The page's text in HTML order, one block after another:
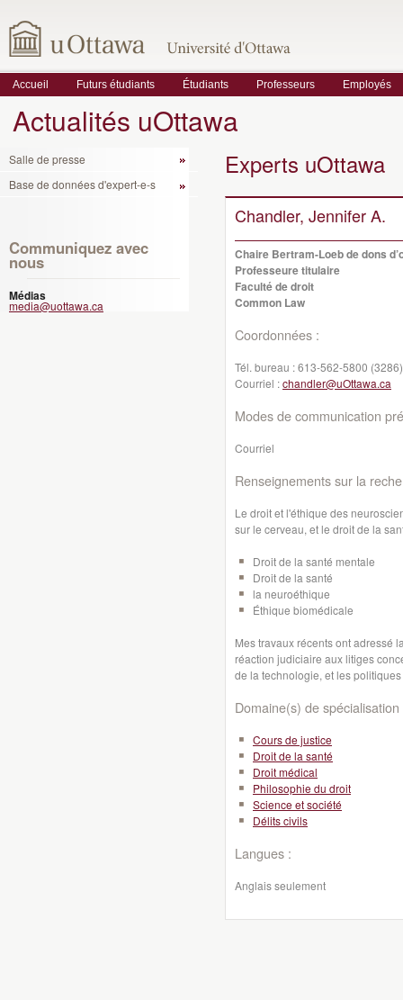
Accueil Futurs étudiants Étudiants Professeurs Employés
Actualités uOttawa
Salle de presse
Base de données d'expert-e-s
Communiquez avec
nous
Médias
media@uottawa.ca
Experts uOttawa
Chandler, Jennifer A.
Chaire Bertram-Loeb de dons
Professeure titulaire
Faculté de droit
Common Law
Coordonnées :
Tél. bureau :613-562-5800 (3286)
Courriel :chandler@uOttawa.ca
Modes de communication
Courriel
Renseignements sur la
Le droit et l'éthique des
sur le cerveau, et le droit de la
Droit de la santé mentale
Droit de la santé
la neuroéthique
Éthique biomédicale
Mes travaux récents ont adressé
réaction judiciaire aux litiges
de la technologie, et les
Domaine(s) de spécialisation
Cours de justice
Droit de la santé
Droit médical
Philosophie du droit
Science et société
Délits civils
Langues :
Anglais seulement